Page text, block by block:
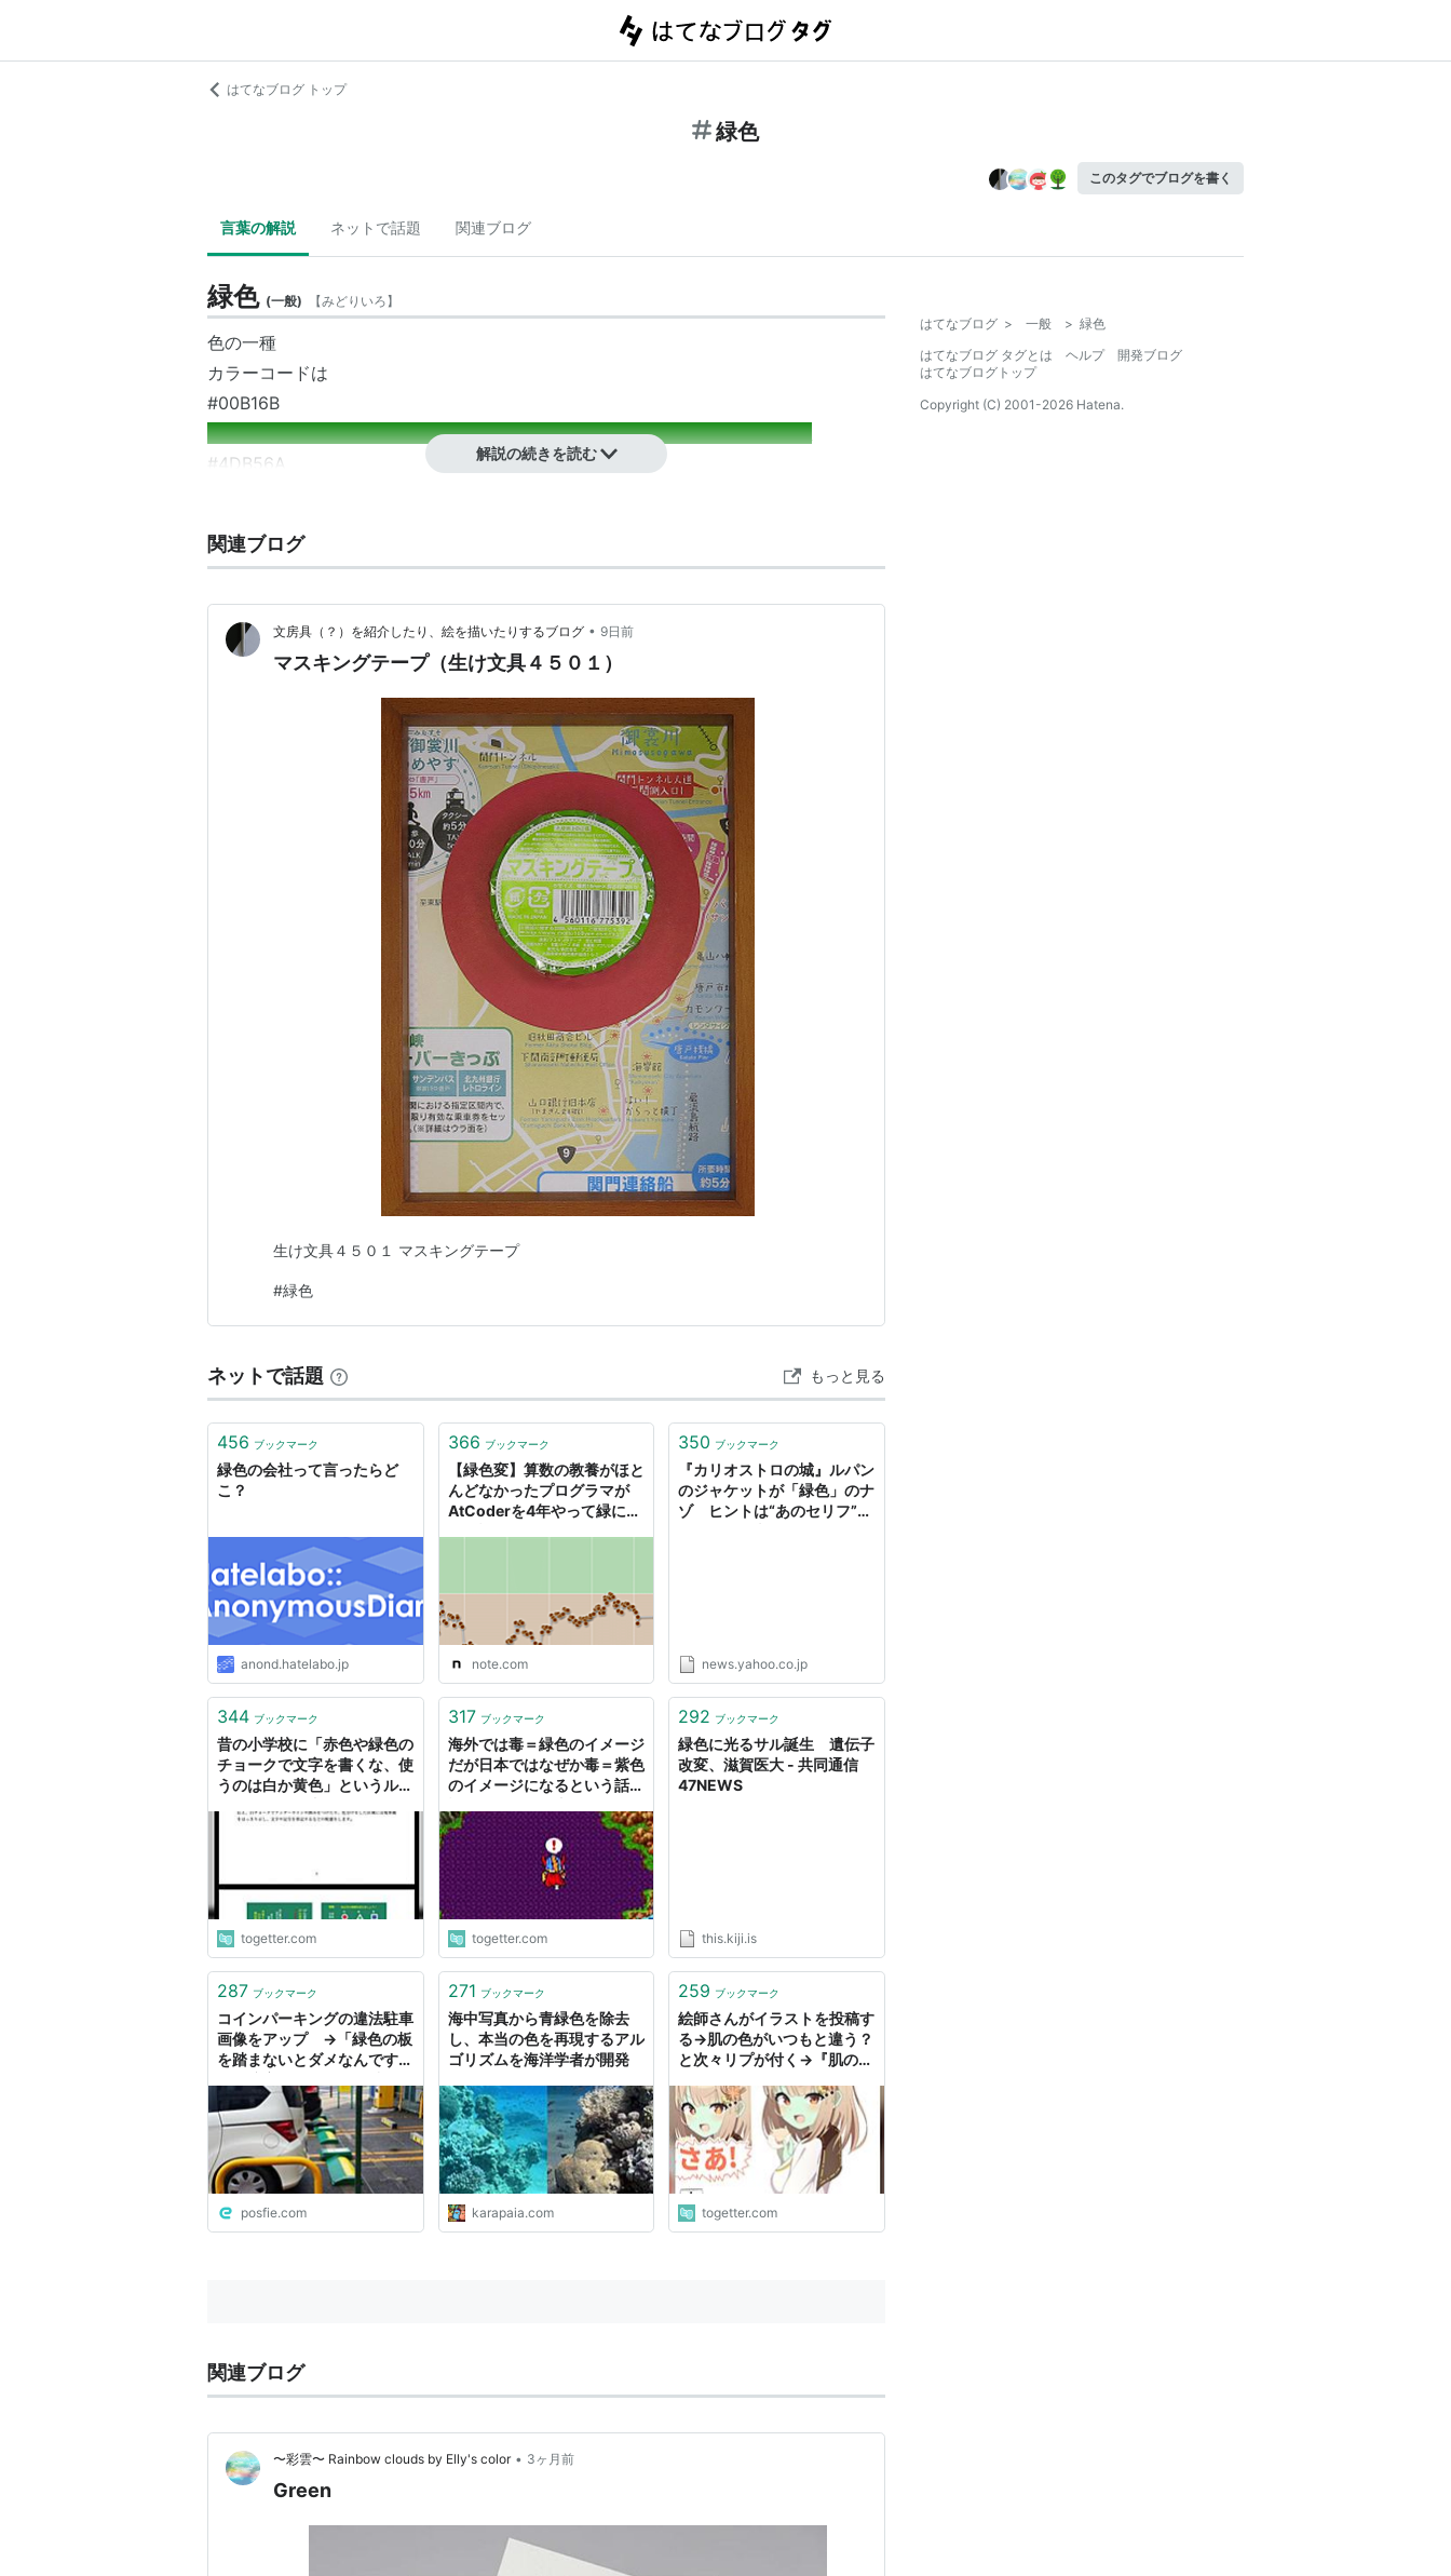
はてなブログ トップ
緑色
このタグでブログを書く
言葉の解説 ネットで話題 関連ブログ
緑色 (一般) 【みどりいろ】
色の一種
カラーコードは
#00B16B
________________________________________________________________________________
#4DB56A
基本16色は
Green（#008000）
________________________________________________________________________________
解説の続きを読む
関連ブログ
文房具（？）を紹介したり、絵を描いたりするブログ • 9日前
マスキングテープ（生け文具４５０１）
生け文具４５０１ マスキングテープ
#緑色
ネットで話題 もっと見る
456 ブックマーク
緑色の会社って言ったらど
こ？
anond.hatelabo.jp
366 ブックマーク
【緑色変】算数の教養がほと
んどなかったプログラマが
AtCoderを4年やって緑にな
note.com
350 ブックマーク
『カリオストロの城』ルパン
のジャケットが「緑色」のナ
ゾ ヒントは“あのセリフ”に
news.yahoo.co.jp
344 ブックマーク
昔の小学校に「赤色や緑色の
チョークで文字を書くな、使
うのは白か黄色」というルー
togetter.com
317 ブックマーク
海外では毒＝緑色のイメージ
だが日本ではなぜか毒＝紫色
のイメージになるという話が
大きな論争が巻き起こる
togetter.com
292 ブックマーク
緑色に光るサル誕生 遺伝子
改変、滋賀医大 - 共同通信
47NEWS
this.kiji.is
287 ブックマーク
コインパーキングの違法駐車
画像をアップ →「緑色の板
を踏まないとダメなんです
はダメだと思うでしょう」
posfie.com
271 ブックマーク
海中写真から青緑色を除去
し、本当の色を再現するアル
ゴリズムを海洋学者が開発
karapaia.com
259 ブックマーク
絵師さんがイラストを投稿す
る→肌の色がいつもと違う？
と次々リプが付く→『肌の色
も黄色にしか見えないです』
togetter.com
関連ブログ
〜彩雲〜 Rainbow clouds by Elly's color • 3ヶ月前
Green
はてなブログ > 一般 > 緑色
はてなブログ タグとは
ヘルプ
開発ブログ
はてなブログトップ
Copyright (C) 2001-2026 Hatena.